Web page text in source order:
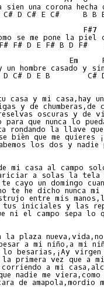
sien una corona
C# D C# E C#     B B
se me pone la piel
F# D E F# B D F#
Em
un hombre casado y
D C# D E B        C# D
casa y mi casa,hay
y de
oscuras y de
para que nunca lo
rondando la llave
bièn que me quieres
los dos y nadie
mi casa al campo
a solas la tela
cayo un domingo
te he dicho nunca
entre mis
tus iniciales y las
ni el campo sepa lo
la plaza
a mi niño,a mi
lo besarias,¡Ay
primera vez que a
corriendo a mi
nadie me viera,como
de amapola,mordio